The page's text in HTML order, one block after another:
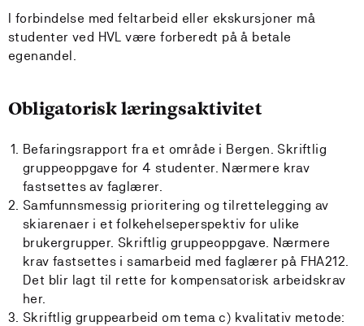
I forbindelse med feltarbeid eller ekskursjoner må
studenter ved HVL være forberedt på å betale
egenandel.
Obligatorisk læringsaktivitet
Befaringsrapport fra et område i Bergen. Skriftlig
gruppeoppgave for 4 studenter. Nærmere krav
fastsettes av faglærer.
Samfunnsmessig prioritering og tilrettelegging av
skiarenaer i et folkehelseperspektiv for ulike
brukergrupper. Skriftlig gruppeoppgave. Nærmere
krav fastsettes i samarbeid med faglærer på FHA212.
Det blir lagt til rette for kompensatorisk arbeidskrav
her.
Skriftlig gruppearbeid om tema c) kvalitativ metode: